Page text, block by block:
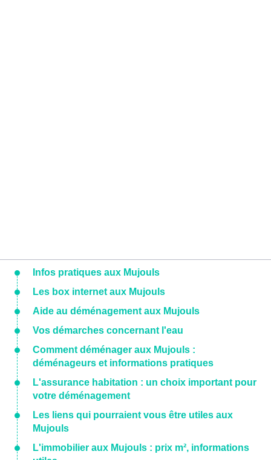
Infos pratiques aux Mujouls
Les box internet aux Mujouls
Aide au déménagement aux Mujouls
Vos démarches concernant l'eau
Comment déménager aux Mujouls :
déménageurs et informations pratiques
L'assurance habitation : un choix important pour
votre déménagement
Les liens qui pourraient vous être utiles aux
Mujouls
L'immobilier aux Mujouls : prix m², informations